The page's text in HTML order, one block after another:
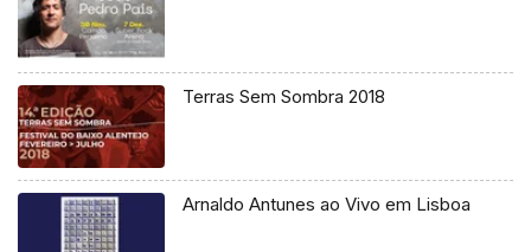
Terras Sem Sombra 2018
Arnaldo Antunes ao Vivo em Lisboa